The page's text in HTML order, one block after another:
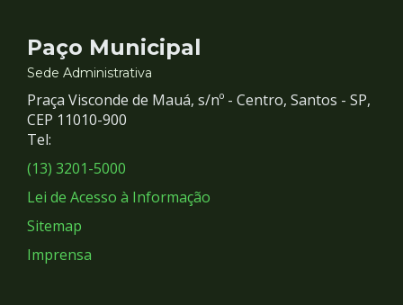
Contato
e
Redes
Sociais
Paço Municipal
Sede Administrativa
Praça Visconde de Mauá, s/nº - Centro, Santos - SP,
CEP 11010-900
Tel:
(13) 3201-5000
Lei de Acesso à Informação
Sitemap
Imprensa